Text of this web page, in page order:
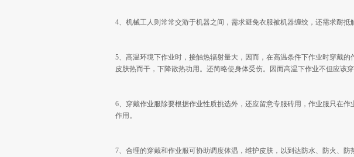
4、机械工人则常常交游于机器之间，需求避免衣服被机器缠绞，还需求耐
5、高温环境下作业时，接触热辐射量大，因而，在高温条件下作业时穿戴
皮肤热而干，下降散热功用。还简略使身体受伤。因而高温下作业不但应该
6、穿戴作业服除要根据作业性质挑选外，还应留意专服砖用，作业服只在
作用。
7、合理的穿戴和作业服可协助调度体温，维护皮肤，以到达防水、防火、